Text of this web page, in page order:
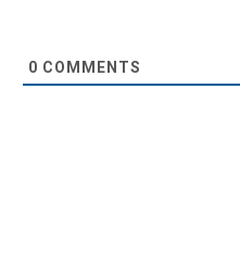
0 COMMENTS